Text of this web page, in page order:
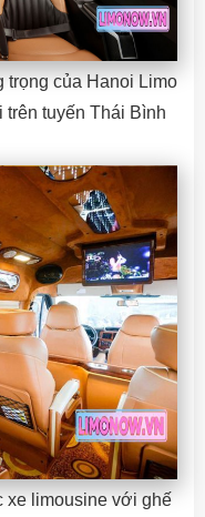
trọng của Hanoi Limo
trên tuyến Thái Bình
xe limousine với ghế